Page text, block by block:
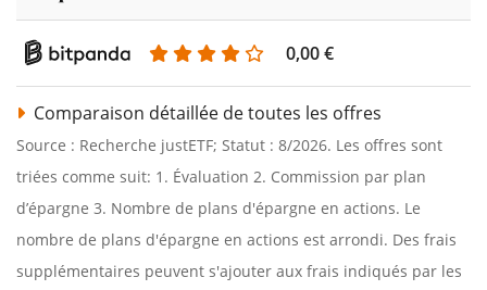
0,00 €
Comparaison détaillée de toutes les offres
Source : Recherche justETF; Statut : 8/2026. Les offres sont
triées comme suit: 1. Évaluation 2. Commission par plan
d’épargne 3. Nombre de plans d'épargne en actions. Le
nombre de plans d'épargne en actions est arrondi. Des frais
supplémentaires peuvent s'ajouter aux frais indiqués par les